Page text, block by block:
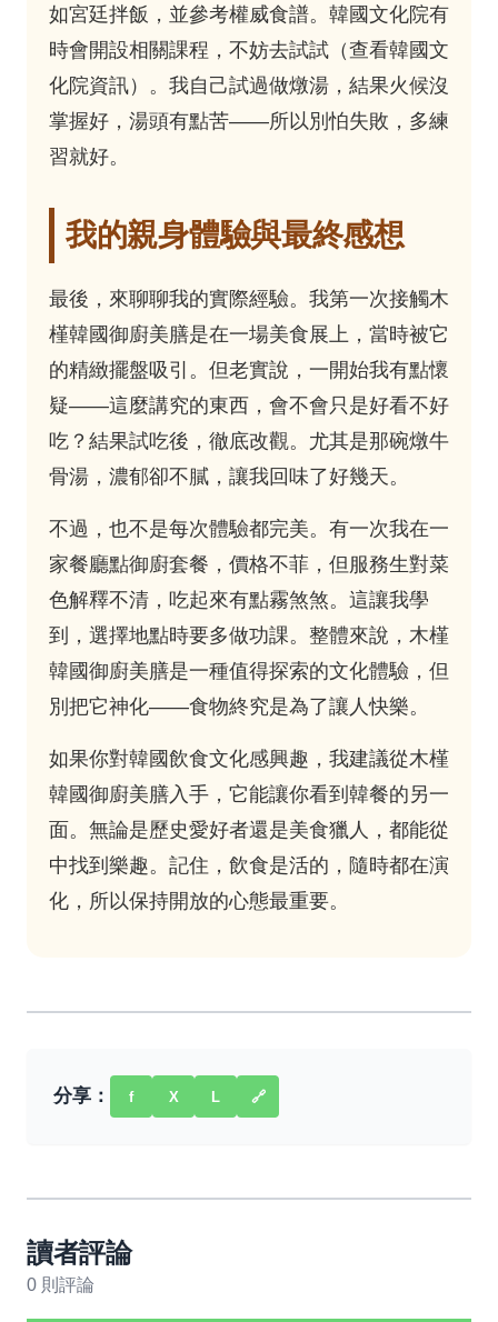
如宮廷拌飯，並參考權威食譜。韓國文化院有
時會開設相關課程，不妨去試試（查看韓國文
化院資訊）。我自己試過做燉湯，結果火候沒
掌握好，湯頭有點苦——所以別怕失敗，多練
習就好。
我的親身體驗與最終感想
最後，來聊聊我的實際經驗。我第一次接觸木
槿韓國御廚美膳是在一場美食展上，當時被它
的精緻擺盤吸引。但老實說，一開始我有點懷
疑——這麼講究的東西，會不會只是好看不好
吃？結果試吃後，徹底改觀。尤其是那碗燉牛
骨湯，濃郁卻不膩，讓我回味了好幾天。
不過，也不是每次體驗都完美。有一次我在一
家餐廳點御廚套餐，價格不菲，但服務生對菜
色解釋不清，吃起來有點霧煞煞。這讓我學
到，選擇地點時要多做功課。整體來說，木槿
韓國御廚美膳是一種值得探索的文化體驗，但
別把它神化——食物終究是為了讓人快樂。
如果你對韓國飲食文化感興趣，我建議從木槿
韓國御廚美膳入手，它能讓你看到韓餐的另一
面。無論是歷史愛好者還是美食獵人，都能從
中找到樂趣。記住，飲食是活的，隨時都在演
化，所以保持開放的心態最重要。
分享： f X L 🔗
讀者評論
0 則評論